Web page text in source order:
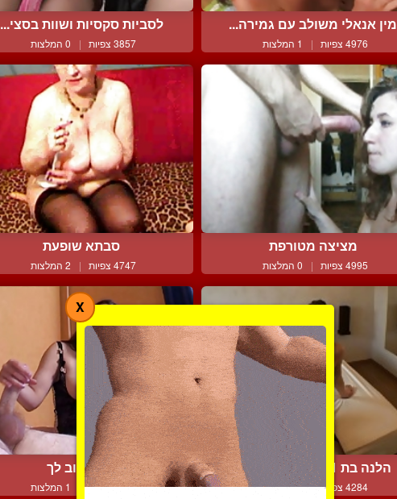
מין אנאלי משולב עם גמירה...
4976 צפיות | 1 המלצות
לסביות סקסיות ושוות בסצי...
3857 צפיות | 0 המלצות
מציצה מטורפת
4995 צפיות | 0 המלצות
סבתא שופעת
4747 צפיות | 2 המלצות
הלנה בת 21 ומזדיינת כמו ...
4284 צפיות | 0 המלצות
בוקר טוב לך
4508 צפיות | 1 המלצות
X